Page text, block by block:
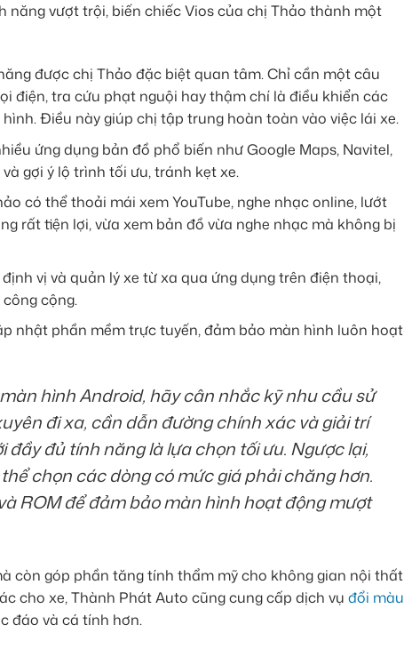
vượt trội, biến chiếc Vios của chị Thảo thành một
được chị Thảo đặc biệt quan tâm. Chỉ cần một câu
điện, tra cứu phạt nguội hay thậm chí là điều khiển các
Điều này giúp chị tập trung hoàn toàn vào việc lái xe.
ứng dụng bản đồ phổ biến như Google Maps, Navitel,
gợi ý lộ trình tối ưu, tránh kẹt xe.
có thể thoải mái xem YouTube, nghe nhạc online, lướt
rất tiện lợi, vừa xem bản đồ vừa nghe nhạc mà không bị
vị và quản lý xe từ xa qua ứng dụng trên điện thoại,
cộng.
nhật phần mềm trực tuyến, đảm bảo màn hình luôn hoạt
hình Android, hãy cân nhắc kỹ nhu cầu sử
đi xa, cần dẫn đường chính xác và giải trí
đủ tính năng là lựa chọn tối ưu. Ngược lại,
chọn các dòng có mức giá phải chăng hơn.
ROM để đảm bảo màn hình hoạt động mượt
còn góp phần tăng tính thẩm mỹ cho không gian nội thất
cho xe, Thành Phát Auto cũng cung cấp dịch vụ đổi màu
đáo và cá tính hơn.